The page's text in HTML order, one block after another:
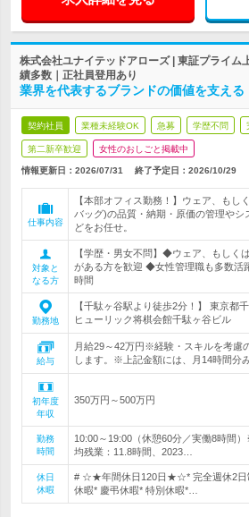
株式会社ユナイテッドアローズ | 東証プライム
績多数｜正社員登用あり
業界を代表するブランドの価値を支える
契約社員 業種未経験OK 急募 学歴不問
第二新卒歓迎 女性のおしごと掲載中
情報更新日：2026/07/31 終了予定日： 2026/10/29
仕事内容
【本部オフィス勤務！】ウェア、もし
バッグ)の品質・納期・原価の管理やシ
どをお任せ。
対象と
なる方
【学歴・男女不問】◆ウェア、もしく
がある方を歓迎 ◆女性管理職も多数活
時間
勤務地
【千駄ヶ谷駅より徒歩2分！】 東京都
ヒューリック将棋会館千駄ヶ谷ビル
給与
月給29～42万円※経験・スキルを考慮
します。※上記金額には、月14時間分
初年度
年収
350万円～500万円
勤務
時間
10:00～19:00（休憩60分／実働8時間
均残業：11.8時間、2023…
休日
休暇
# ☆★年間休日120日★☆* 完全週休2日
休暇* 慶弔休暇* 特別休暇*…